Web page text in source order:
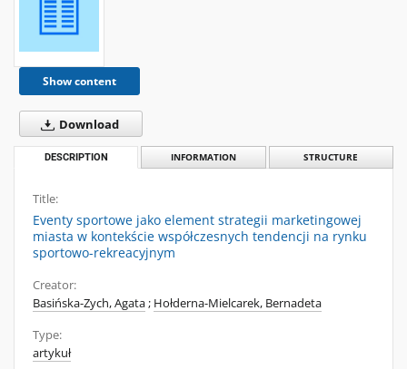
Show content
Download
DESCRIPTION INFORMATION STRUCTURE
Title:
Eventy sportowe jako element strategii marketingowej
miasta w kontekście współczesnych tendencji na rynku
sportowo-rekreacyjnym
Creator:
Basińska-Zych, Agata; Hołderna-Mielcarek, Bernadeta
Type:
artykuł